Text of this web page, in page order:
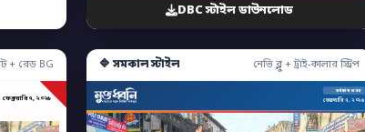
DBC স্টাইল ডাউনলোড
+ রেড BG
ফেব্রুয়ারি ৭, ২০২৬
🔷 সমকাল স্টাইল নেভি ব্লু + ট্রাই-কালার স্ট্রিপ
সর্বশেষ খবর
ফেব্রুয়ারি ৭, ২০২৬